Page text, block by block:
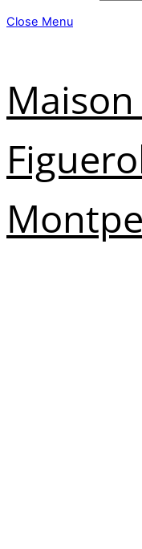
Close Menu